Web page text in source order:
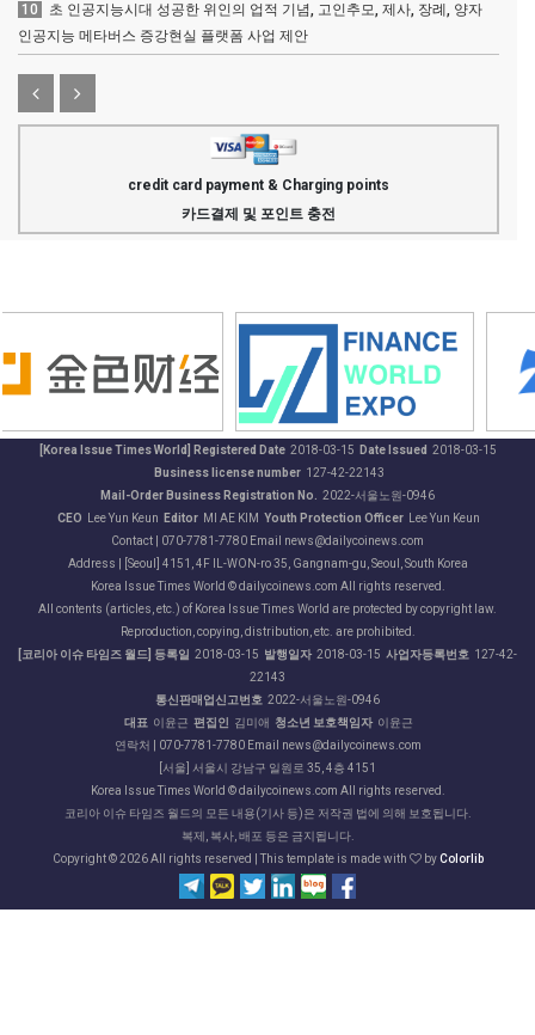
10
초 인공지능시대 성공한 위인의 업적 기념, 고인추모, 제사, 장례, 양자
인공지능 메타버스 증강현실 플랫폼 사업 제안
credit card payment & Charging points
카드결제 및 포인트 충전
[Korea Issue Times World] Registered Date2018-03-15 Date Issued 2018-03-15
Business license number127-42-22143
Mail-Order Business Registration No.
2022-서울노원-0946
CEO Lee Yun Keun Editor MI AE KIM Youth Protection Officer Lee Yun Keun
Contact | 070-7781-7780 Email news@dailycoinews.com
Address | [Seoul] 4151, 4F IL-WON-ro 35, Gangnam-gu, Seoul, South Korea
Korea Issue Times World © dailycoinews.com All rights reserved.
All contents (articles, etc.) of Korea Issue Times World are protected by copyright law.
Reproduction, copying, distribution, etc. are prohibited.
[코리아 이슈 타임즈 월드] 등록일 2018-03-15 발행일자 2018-03-15 사업자등록번호 127-42-
22143
통신판매업신고번호 2022-서울노원-0946
대표 이윤근 편집인 김미애 청소년 보호책임자 이윤근
연락처 | 070-7781-7780 Email news@dailycoinews.com
[서울] 서울시 강남구 일원로 35, 4층 4151
Korea Issue Times World © dailycoinews.com All rights reserved.
코리아 이슈 타임즈 월드의 모든 내용(기사 등)은 저작권 법에 의해 보호됩니다.
복제, 복사, 배포 등은 금지됩니다.
Copyright ©2026 All rights reserved | This template is made with byColorlib